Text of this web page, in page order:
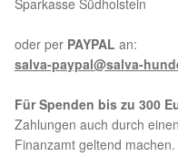
oder per PAYPAL an:
salva-paypal@salva-
Für Spenden bis zu 300
Zahlungen auch durch
Finanzamt geltend machen.